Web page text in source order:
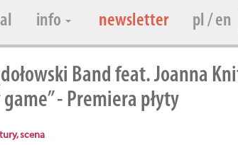
info newsletter pl / en
Band feat. Joanna
game” - Premiera płyty
scena